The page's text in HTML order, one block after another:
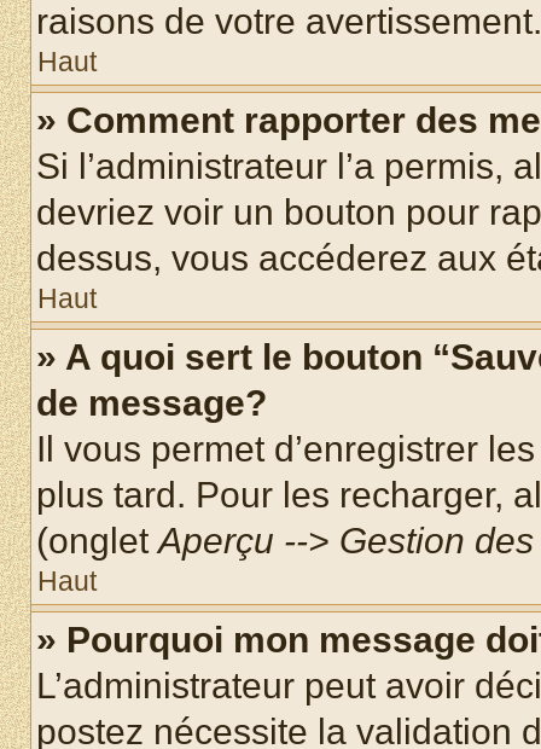
raisons de votre avertissement.
Haut
» Comment rapporter des
Si l’administrateur l’a permis,
devriez voir un bouton pour
dessus, vous accéderez aux
Haut
» A quoi sert le bouton
de message?
Il vous permet d’enregistrer
plus tard. Pour les recharger,
(ongletAperçu --> Gestion
Haut
» Pourquoi mon message
L’administrateur peut avoir
postez nécessite la validation